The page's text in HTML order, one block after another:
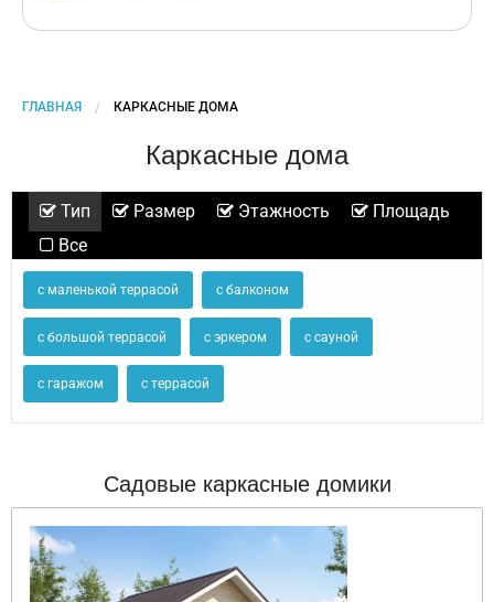
ГЛАВНАЯ CURRENT:
КАРКАСНЫЕ ДОМА
Каркасные дома
Тип Размер Этажность
Площадь
Все
с маленькой террасой с балконом
с большой террасой с эркером с сауной
с гаражом с террасой
Садовые каркасные домики